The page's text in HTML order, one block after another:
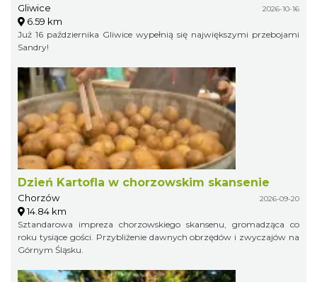
Gliwice 2026-10-16
6.59 km
Już 16 października Gliwice wypełnią się największymi przebojami
Sandry!
Dzień Kartofla w chorzowskim skansenie
Chorzów 2026-09-20
14.84 km
Sztandarowa impreza chorzowskiego skansenu, gromadząca co
roku tysiące gości. Przybliżenie dawnych obrzędów i zwyczajów na
Górnym Śląsku.